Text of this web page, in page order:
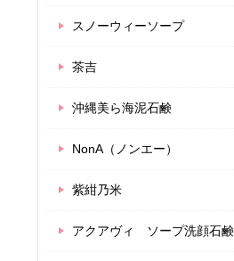
スノーウィーソープ
茶吉
沖縄美ら海泥石鹸
NonA（ノンエー）
紫紺乃米
アクアヴィ ソープ洗顔石鹸